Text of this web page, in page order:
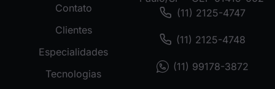
Contato
Clientes
Especialidades
Tecnologias
(11) 2125-4747
(11) 2125-4748
(11) 99178-3872